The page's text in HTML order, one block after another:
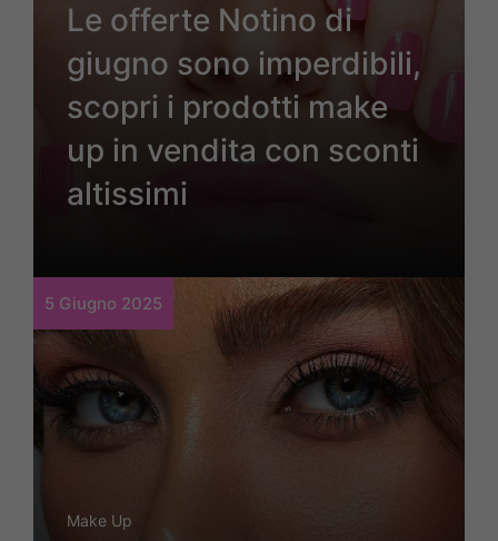
Le offerte Notino di
giugno sono imperdibili,
scopri i prodotti make
up in vendita con sconti
altissimi
5 Giugno 2025
Make Up